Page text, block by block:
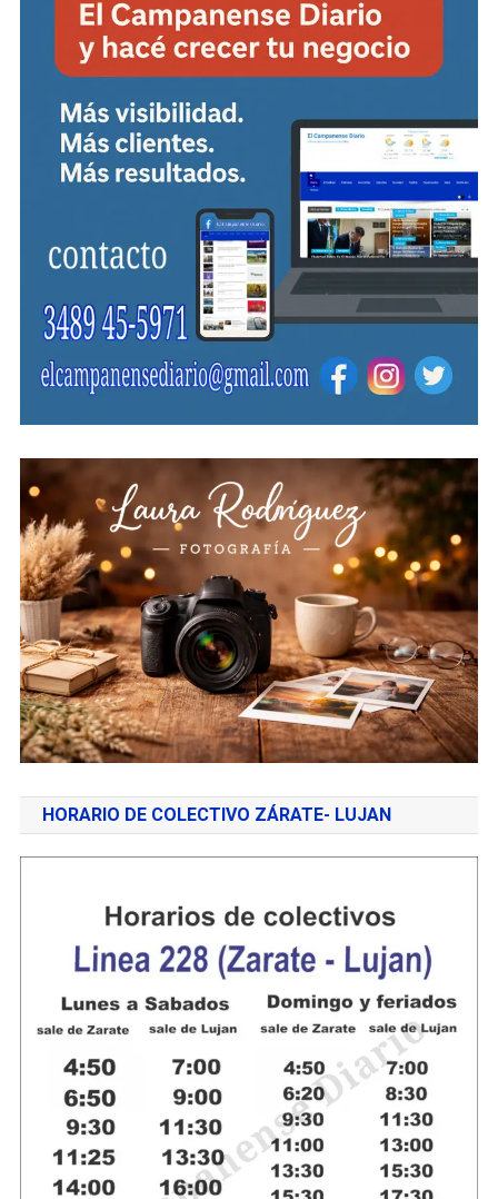
HORARIO DE COLECTIVO ZÁRATE- LUJAN